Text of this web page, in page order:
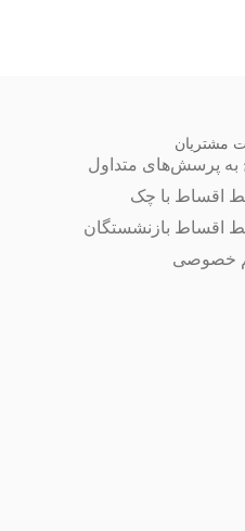
مشتریان
به پرسش‌های متداول
اقساط با چک
اقساط بازنشستگان
خصوصی